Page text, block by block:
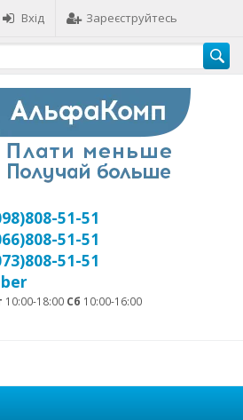
Вхід Зареєструйтесь
51-51
51-51
51-51
10:00-18:00 Сб 10:00-16:00